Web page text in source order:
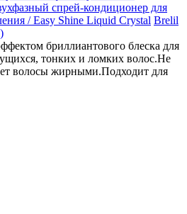
спрей-кондиционер для
/ Easy Shine Liquid Crystal Brelil
бриллиантового блеска для
тонких и ломких волос.Не
волосы жирными.Подходит для